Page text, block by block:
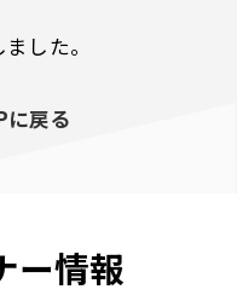
した。
に戻る
ー情報